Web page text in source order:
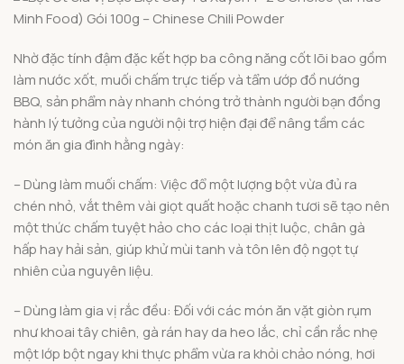
Nhờ đặc tính đậm đặc kết hợp ba công năng cốt lõi bao gồm
làm nước xốt, muối chấm trực tiếp và tẩm ướp đồ nướng
BBQ, sản phẩm này nhanh chóng trở thành người bạn đồng
hành lý tưởng của người nội trợ hiện đại để nâng tầm các
món ăn gia đình hằng ngày:
– Dùng làm muối chấm: Việc đổ một lượng bột vừa đủ ra
chén nhỏ, vắt thêm vài giọt quất hoặc chanh tươi sẽ tạo nên
một thức chấm tuyệt hảo cho các loại thịt luộc, chân gà
hấp hay hải sản, giúp khử mùi tanh và tôn lên độ ngọt tự
nhiên của nguyên liệu.
– Dùng làm gia vị rắc đều: Đối với các món ăn vặt giòn rụm
như khoai tây chiên, gà rán hay da heo lắc, chỉ cần rắc nhẹ
một lớp bột ngay khi thực phẩm vừa ra khỏi chảo nóng, hơi